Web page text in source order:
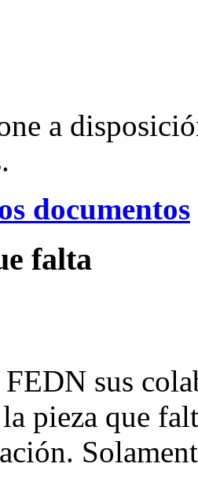
a
documentos
falta
sus
pieza que